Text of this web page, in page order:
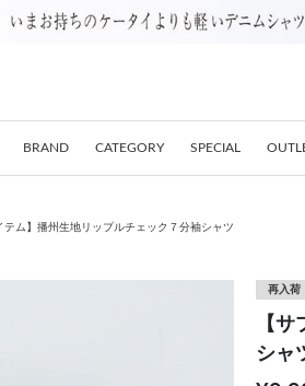
BRAND CATEGORY SPECIAL
ム】播州生地リップルチェック７分袖シャツ
再入荷
【
シャ